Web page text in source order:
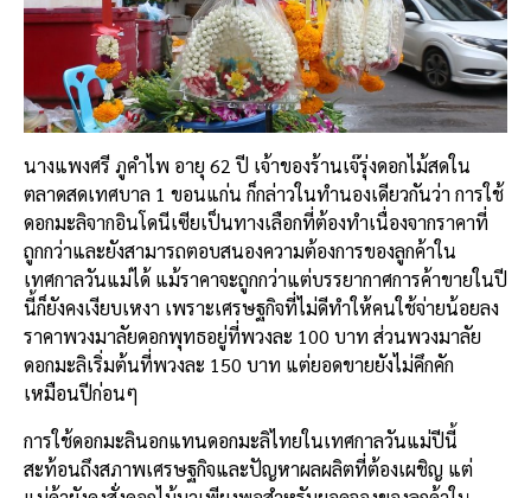
นางแพงศรี ภูคำไพ อายุ 62 ปี เจ้าของร้านเจ๊รุ่งดอกไม้สดใน
ตลาดสดเทศบาล 1 ขอนแก่น ก็กล่าวในทำนองเดียวกันว่า การใช้
ดอกมะลิจากอินโดนีเซียเป็นทางเลือกที่ต้องทำเนื่องจากราคาที่
ถูกกว่าและยังสามารถตอบสนองความต้องการของลูกค้าใน
เทศกาลวันแม่ได้ แม้ราคาจะถูกกว่าแต่บรรยากาศการค้าขายในปี
นี้ก็ยังคงเงียบเหงา เพราะเศรษฐกิจที่ไม่ดีทำให้คนใช้จ่ายน้อยลง
ราคาพวงมาลัยดอกพุทธอยู่ที่พวงละ 100 บาท ส่วนพวงมาลัย
ดอกมะลิเริ่มต้นที่พวงละ 150 บาท แต่ยอดขายยังไม่คึกคัก
เหมือนปีก่อนๆ
การใช้ดอกมะลินอกแทนดอกมะลิไทยในเทศกาลวันแม่ปีนี้
สะท้อนถึงสภาพเศรษฐกิจและปัญหาผลผลิตที่ต้องเผชิญ แต่